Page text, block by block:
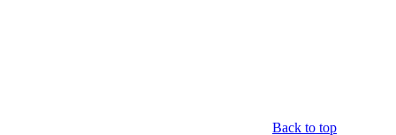
Back to top